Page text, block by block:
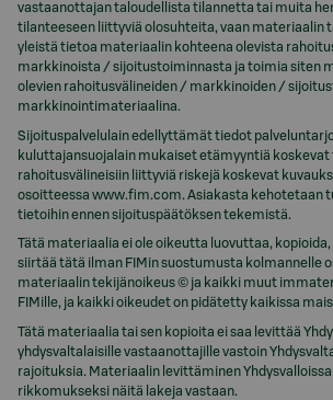
vastaanottajan taloudellista tilannetta tai muita
tilanteeseen liittyviä olosuhteita, vaan materiaalin
yleistä tietoa materiaalin kohteena olevista
markkinoista / sijoitustoiminnasta ja toimia siten
olevien rahoitusvälineiden / markkinoiden /
markkinointimateriaalina.
Sijoituspalvelulain edellyttämät tiedot
kuluttajansuojalain mukaiset etämyyntiä koskevat
rahoitusvälineisiin liittyviä riskejä koskevat
osoitteessa www.fim.com. Asiakasta kehotetaan
tietoihin ennen sijoituspäätöksen tekemistä.
Tätä materiaalia ei ole oikeutta luovuttaa,
siirtää tätä ilman FIMin suostumusta kolmannelle
materiaalin tekijänoikeus © ja kaikki muut
FIMille, ja kaikki oikeudet on pidätetty kaikissa
Tätä materiaalia tai sen kopioita ei saa levittää
yhdysvaltalaisille vastaanottajille vastoin
rajoituksia. Materiaalin levittäminen
rikkomukseksi näitä lakeja vastaan.